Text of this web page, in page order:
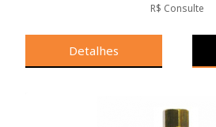
R$ Consulte
Detalhes